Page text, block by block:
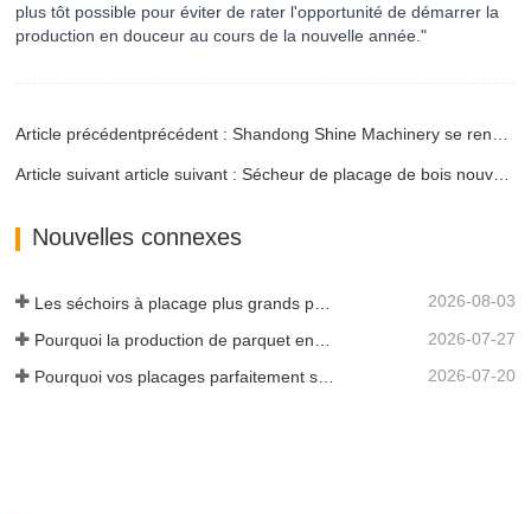
plus tôt possible pour éviter de rater l'opportunité de démarrer la
production en douceur au cours de la nouvelle année."
Article précédentprécédent : Shandong Shine Machinery se rend en Lettonie pour le suivi des clients après le salon international des machines à bois de Turquie
Article suivant article suivant : Sécheur de placage de bois nouvellement à 2 étages en Thaïlande
Nouvelles connexes
2026-08-03
2026-07-27
Pourquoi vos placages parfaitement séchés se réhumidifient-ils ? 2026-07-20